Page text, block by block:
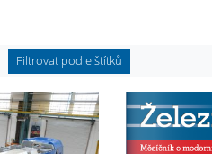
Filtrovat podle štítků